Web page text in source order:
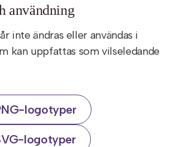
användning
inte ändras eller användas i
kan uppfattas som vilseledande
logotyper
logotyper